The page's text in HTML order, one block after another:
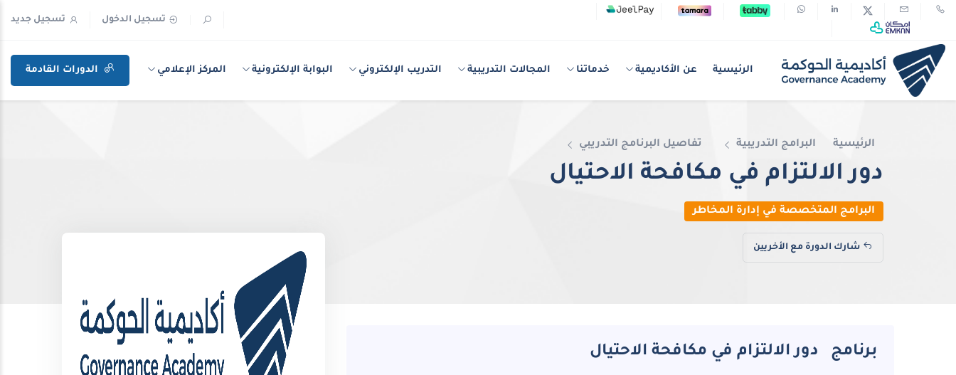
تسجيل الدخول تسجيل جديد
الرئيسية عن الأكاديمية خدماتنا المجالات التدريبية التدريب الإلكتروني البوابة الإلكترونية المركز الإعلامي الدورات القادمة
الرئيسية البرامج التدريبية تفاصيل البرنامج التدريبي
دور الالتزام في مكافحة الاحتيال
البرامج المتخصصة في إدارة المخاطر
شارك الدورة مع الأخريين
برنامج دور الالتزام في مكافحة الاحتيال